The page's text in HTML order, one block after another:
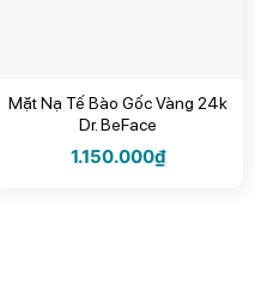
Mặt Nạ Tế Bào Gốc Vàng 24k
Dr. BeFace
1.150.000₫